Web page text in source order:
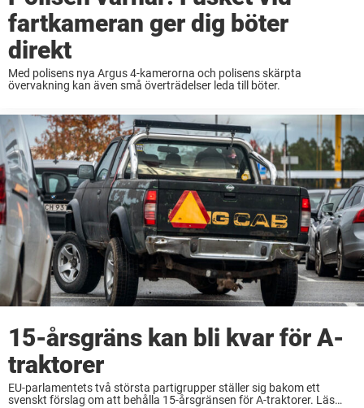
fartkameran ger dig böter
direkt
Med polisens nya Argus 4-kamerorna och polisens skärpta
övervakning kan även små överträdelser leda till böter.
15-årsgräns kan bli kvar för A-
traktorer
EU-parlamentets två största partigrupper ställer sig bakom ett
svenskt förslag om att behålla 15-årsgränsen för A-traktorer. Läs